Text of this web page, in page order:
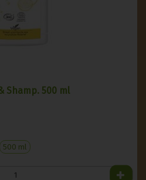
Shamp. 500 ml
500 ml